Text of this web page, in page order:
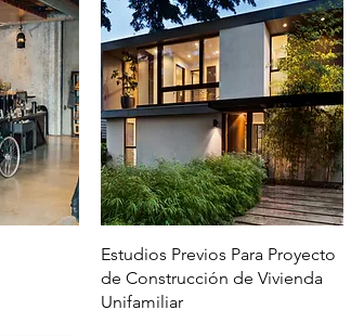
Vista rápida
Estudios Previos Para Proyecto
de Construcción de Vivienda
Unifamiliar